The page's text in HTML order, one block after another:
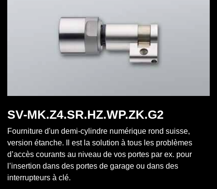
SV-MK.Z4.SR.HZ.WP.ZK.G2
Fourniture d'un demi-cylindre numérique rond suisse,
version étanche. Il est la solution à tous les problèmes
d’accès courants au niveau de vos portes par ex. pour
l’insertion dans des portes de garage ou dans des
interrupteurs à clé.